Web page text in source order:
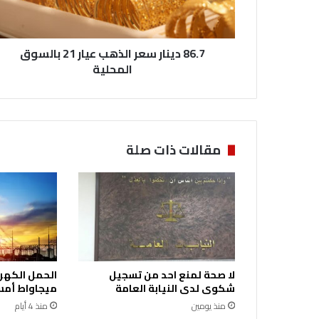
ن
ر
ا
ه
ب
ع
ا
ر
2
1
ب
ا
ل
س
86.7 دينار سعر الذهب عيار 21 بالسوق
المحلية
مقالات ذات صلة
لا صحة لمنع احد من تسجيل
شكوى لدى النيابة العامة
منذ يومين
ميجاواط
منذ 4 أيام